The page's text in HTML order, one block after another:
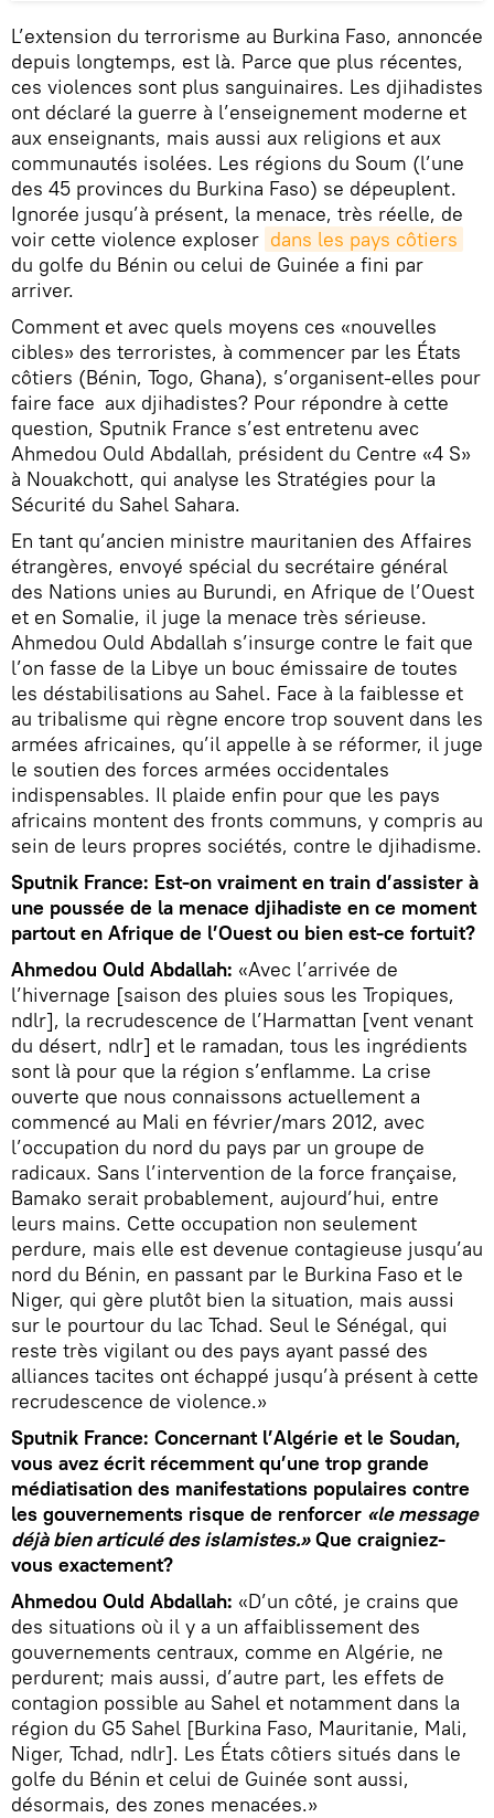
L’extension du terrorisme au Burkina Faso, annoncée
depuis longtemps, est là. Parce que plus récentes,
ces violences sont plus sanguinaires. Les djihadistes
ont déclaré la guerre à l’enseignement moderne et
aux enseignants, mais aussi aux religions et aux
communautés isolées. Les régions du Soum (l’une
des 45 provinces du Burkina Faso) se dépeuplent.
Ignorée jusqu’à présent, la menace, très réelle, de
voir cette violence exploser dans les pays côtiers
du golfe du Bénin ou celui de Guinée a fini par
arriver.
Comment et avec quels moyens ces «nouvelles
cibles» des terroristes, à commencer par les États
côtiers (Bénin, Togo, Ghana), s’organisent-elles pour
faire face aux djihadistes? Pour répondre à cette
question, Sputnik France s’est entretenu avec
Ahmedou Ould Abdallah, président du Centre «4 S»
à Nouakchott, qui analyse les Stratégies pour la
Sécurité du Sahel Sahara.
En tant qu’ancien ministre mauritanien des Affaires
étrangères, envoyé spécial du secrétaire général
des Nations unies au Burundi, en Afrique de l’Ouest
et en Somalie, il juge la menace très sérieuse.
Ahmedou Ould Abdallah s’insurge contre le fait que
l’on fasse de la Libye un bouc émissaire de toutes
les déstabilisations au Sahel. Face à la faiblesse et
au tribalisme qui règne encore trop souvent dans les
armées africaines, qu’il appelle à se réformer, il juge
le soutien des forces armées occidentales
indispensables. Il plaide enfin pour que les pays
africains montent des fronts communs, y compris au
sein de leurs propres sociétés, contre le djihadisme.
Sputnik France: Est-on vraiment en train d’assister à
une poussée de la menace djihadiste en ce moment
partout en Afrique de l’Ouest ou bien est-ce fortuit?
Ahmedou Ould Abdallah: «Avec l’arrivée de
l’hivernage [saison des pluies sous les Tropiques,
ndlr], la recrudescence de l’Harmattan [vent venant
du désert, ndlr] et le ramadan, tous les ingrédients
sont là pour que la région s’enflamme. La crise
ouverte que nous connaissons actuellement a
commencé au Mali en février/mars 2012, avec
l’occupation du nord du pays par un groupe de
radicaux. Sans l’intervention de la force française,
Bamako serait probablement, aujourd’hui, entre
leurs mains. Cette occupation non seulement
perdure, mais elle est devenue contagieuse jusqu’au
nord du Bénin, en passant par le Burkina Faso et le
Niger, qui gère plutôt bien la situation, mais aussi
sur le pourtour du lac Tchad. Seul le Sénégal, qui
reste très vigilant ou des pays ayant passé des
alliances tacites ont échappé jusqu’à présent à cette
recrudescence de violence.»
Sputnik France: Concernant l’Algérie et le Soudan,
vous avez écrit récemment qu’une trop grande
médiatisation des manifestations populaires contre
les gouvernements risque de renforcer «le message
déjà bien articulé des islamistes.»Que craigniez-
vous exactement?
Ahmedou Ould Abdallah: «D’un côté, je crains que
des situations où il y a un affaiblissement des
gouvernements centraux, comme en Algérie, ne
perdurent; mais aussi, d’autre part, les effets de
contagion possible au Sahel et notamment dans la
région du G5 Sahel [Burkina Faso, Mauritanie, Mali,
Niger, Tchad, ndlr]. Les États côtiers situés dans le
golfe du Bénin et celui de Guinée sont aussi,
désormais, des zones menacées.»